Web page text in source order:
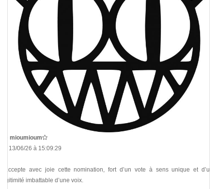
mioumioum
Le 13/06/26 à 15:09:29
J’accepte avec joie cette nomination, fort d’un vote à sens unique et d’une
légitimité imbattable d’une voix.